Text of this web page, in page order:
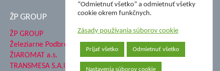
ŽP GROUP
ŽP GROUP
Železiarne Podbrezová a.s.
ŽIAROMAT a.s.
TRANSMESA S.A.U.
“Odmietnuť všetko” a odmietnuť všetky
cookie okrem funkčnych.
Zásady používania súborov cookie
Prijať všetko Odmietnuť všetko
Nastavenia súborov cookie